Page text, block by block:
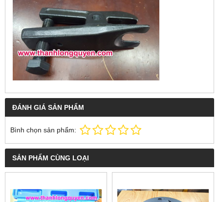
ĐÁNH GIÁ SẢN PHẨM
Bình chọn sản phẩm:
SẢN PHẨM CÙNG LOẠI